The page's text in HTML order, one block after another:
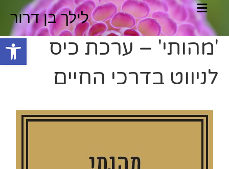
פתח
לילך בן דרור
'מהותי' – ערכת כיס
לניווט בדרכי החיים